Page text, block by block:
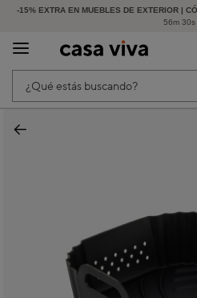
-15% EXTRA EN MUEBLES DE EXTERIOR |
56m 29s
HASTA -60% DE DESCUENTO
¿Qué estás buscando?